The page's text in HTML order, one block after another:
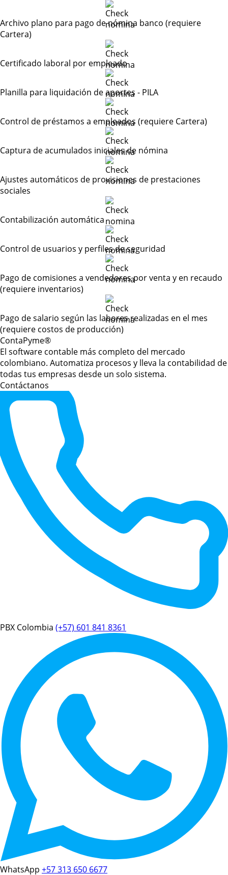
Archivo plano para pago de nómina banco (requiere
Cartera)
Certificado laboral por empleado
Planilla para liquidación de aportes - PILA
Control de préstamos a empleados (requiere Cartera)
Captura de acumulados iniciales de nómina
Ajustes automáticos de provisiones de prestaciones
sociales
Contabilización automática
Control de usuarios y perfiles de seguridad
Pago de comisiones a vendedores por venta y en recaudo
(requiere inventarios)
Pago de salario según las labores realizadas en el mes
(requiere costos de producción)
ContaPyme®
El software contable más completo del mercado
colombiano. Automatiza procesos y lleva la contabilidad de
todas tus empresas desde un solo sistema.
Contáctanos
PBX Colombia (+57) 601 841 8361
WhatsApp +57 313 650 6677